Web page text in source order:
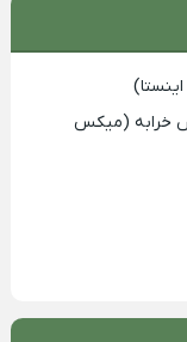
خرابه (میکس